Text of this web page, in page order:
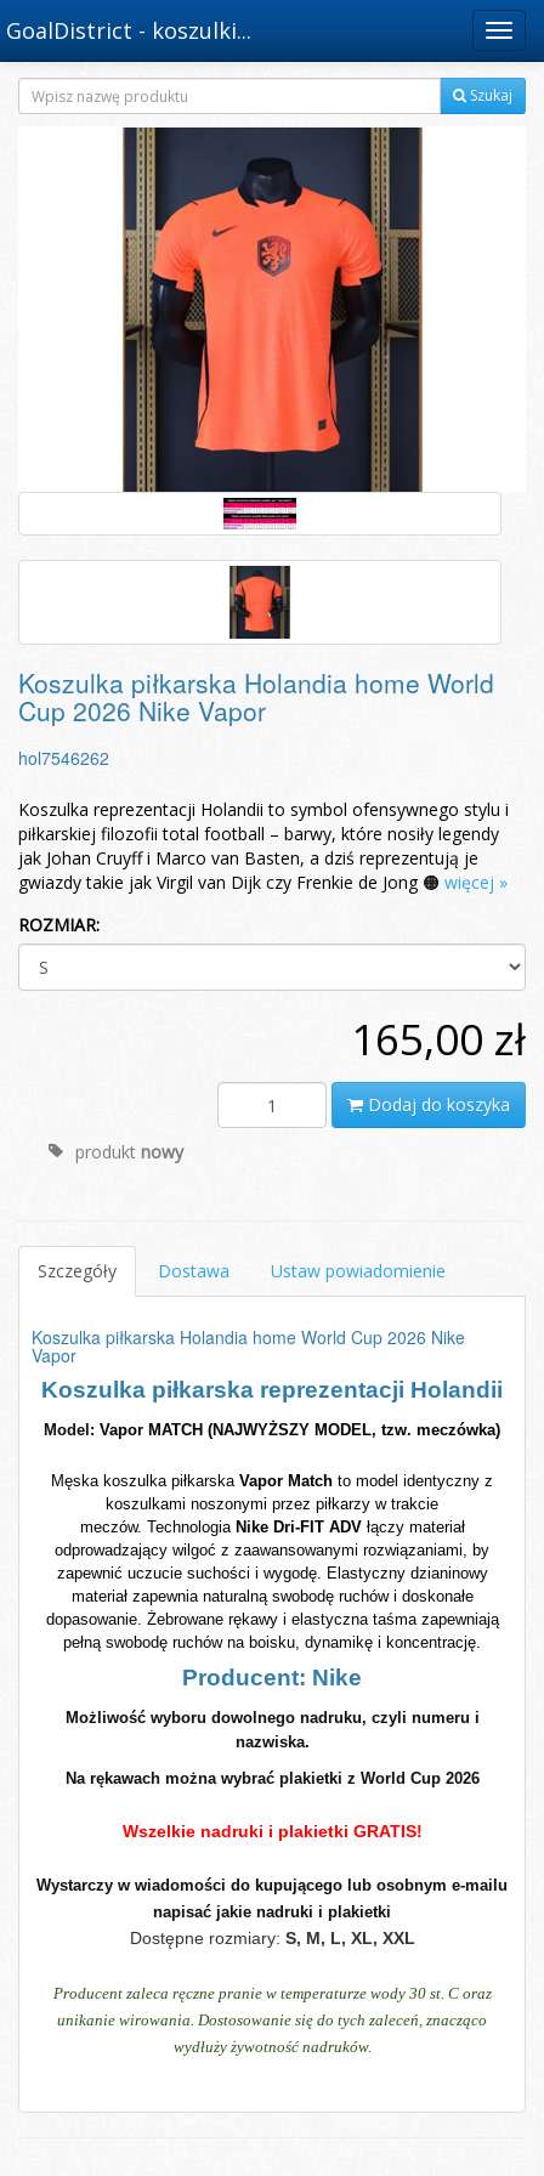
Menu
GoalDistrict - koszulki...
Szukaj
Koszulka piłkarska Holandia home World
Cup 2026 Nike Vapor
hol7546262
Koszulka reprezentacji Holandii to symbol ofensywnego stylu i
piłkarskiej filozofii total football – barwy, które nosiły legendy
jak Johan Cruyff i Marco van Basten, a dziś reprezentują je
gwiazdy takie jak Virgil van Dijk czy Frenkie de Jong 🟠 więcej »
ROZMIAR:
165,00 zł
Dodaj do koszyka
produkt nowy
Szczegóły Dostawa Ustaw powiadomienie
Koszulka piłkarska Holandia home World Cup 2026 Nike
Vapor
Koszulka piłkarska reprezentacji Holandii
Model: Vapor MATCH (NAJWYŻSZY MODEL, tzw. meczówka)
Męska koszulka piłkarskaVapor Match to model identyczny z
koszulkami noszonymi przez piłkarzy w trakcie
meczów. Technologia Nike Dri-FIT ADVłączy materiał
odprowadzający wilgoć z zaawansowanymi rozwiązaniami, by
zapewnić uczucie suchości i wygodę. Elastyczny dzianinowy
materiał zapewnia naturalną swobodę ruchów i doskonałe
dopasowanie. Żebrowane rękawy i elastyczna taśma zapewniają
pełną swobodę ruchów na boisku, dynamikę i koncentrację.
Producent: Nike
Możliwość wyboru dowolnego nadruku, czyli numeru i
nazwiska.
Na rękawach można wybrać plakietki z World Cup 2026
Wszelkie nadruki i plakietki GRATIS!
Wystarczy w wiadomości do kupującego lub osobnym e-mailu
napisać jakie nadruki i plakietki
Dostępne rozmiary: S, M, L, XL, XXL
Producent zaleca ręczne pranie w temperaturze wody 30 st. C oraz
unikanie wirowania. Dostosowanie się do tych zaleceń, znacząco
wydłuży żywotność nadruków.